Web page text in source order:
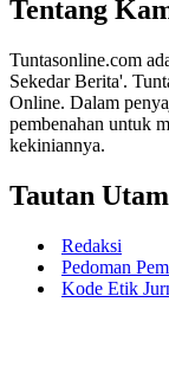
Tentang
Tuntasonline.com
Sekedar Berita'.
Online. Dalam
pembenahan untuk
kekiniannya.
Tautan
Redaksi
Pedoman
Kode Etik